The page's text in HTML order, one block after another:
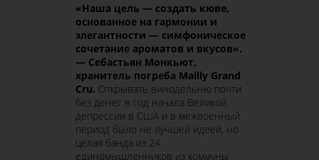
«Наша цель — создать кюве,
основанное на гармонии и
элегантности — симфоническое
сочетание ароматов и вкусов».
— Себастьян Монкьют,
хранитель погреба Mailly Grand
Cru. Открывать винодельню почти
без денег в год начала Великой
депрессии в США и в межвоенный
период было не лучшей идеей, но
целая банда из 24
единомышленников из коммуны